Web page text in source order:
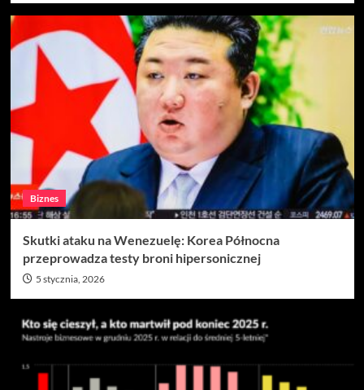
Biznes
Skutki ataku na Wenezuelę: Korea Północna
przeprowadza testy broni hipersonicznej
5 stycznia, 2026